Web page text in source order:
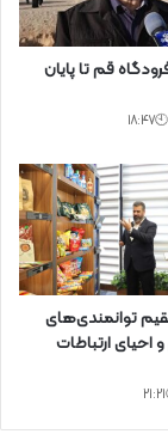
قم تا پایان
توانمندی‌های
احیای ارتباطات